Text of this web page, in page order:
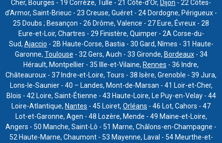
Cher, Bourges - 19 Corrèze, Tulle - 21 Côte-d’Or, Dijon - 22 Côtes-
d’Armor, Saint-Brieuc - 23 Creuse, Guéret - 24 Dordogne, Périgueux -
25 Doubs ; Besançon - 26 Drôme, Valence - 27 Eure, Évreux - 28
Eure-et-Loir, Chartres - 29 Finistère, Quimper - 2A Corse-du-
Sud, Ajaccio - 2B Haute-Corse, Bastia - 30 Gard, Nîmes - 31 Haute-
Garonne, Toulouse - 32 Gers, Auch - 33 Gironde, Bordeaux- 34
Hérault, Montpellier - 35 Ille-et-Vilaine, Rennes - 36 Indre,
Châteauroux - 37 Indre-et-Loire, Tours - 38 Isère, Grenoble - 39 Jura,
Lons-le-Saunier - 40 – Landes, Mont-de-Marsan - 41 Loir-et-Cher,
Blois - 42 Loire, Saint-Étienne - 43 Haute-Loire, Le Puy-en-Velay - 44
Loire-Atlantique, Nantes - 45 Loiret, Orléans - 46 Lot, Cahors - 47
Lot-et-Garonne, Agen - 48 Lozère, Mende - 49 Maine-et-Loire,
Angers - 50 Manche, Saint-Lô - 51 Marne, Châlons-en-Champagne -
52 Haute-Marne, Chaumont - 53 Mayenne, Laval - 54 Meurthe-et-